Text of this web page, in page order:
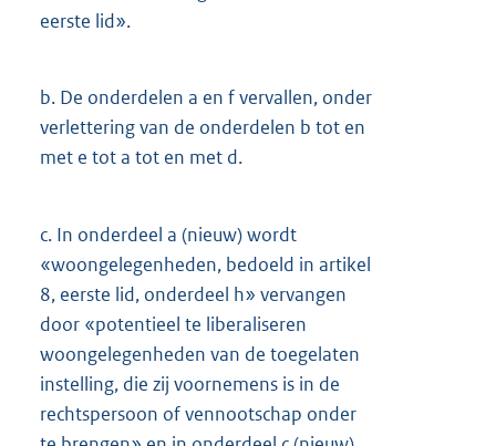
eerste lid».
b. De onderdelen a en f vervallen, onder
verlettering van de onderdelen b tot en
met e tot a tot en met d.
c. In onderdeel a (nieuw) wordt
«woongelegenheden, bedoeld in artikel
8, eerste lid, onderdeel h» vervangen
door «potentieel te liberaliseren
woongelegenheden van de toegelaten
instelling, die zij voornemens is in de
rechtspersoon of vennootschap onder